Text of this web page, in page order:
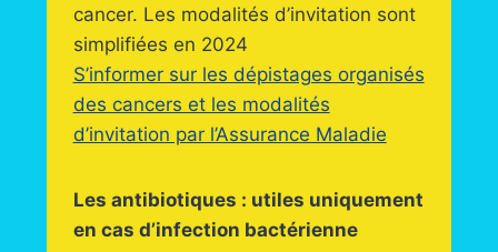
cancer. Les modalités d’invitation sont
simplifiées en 2024
S’informer sur les dépistages organisés
des cancers et les modalités
d’invitation par l’Assurance Maladie
Les antibiotiques : utiles uniquement
en cas d’infection bactérienne